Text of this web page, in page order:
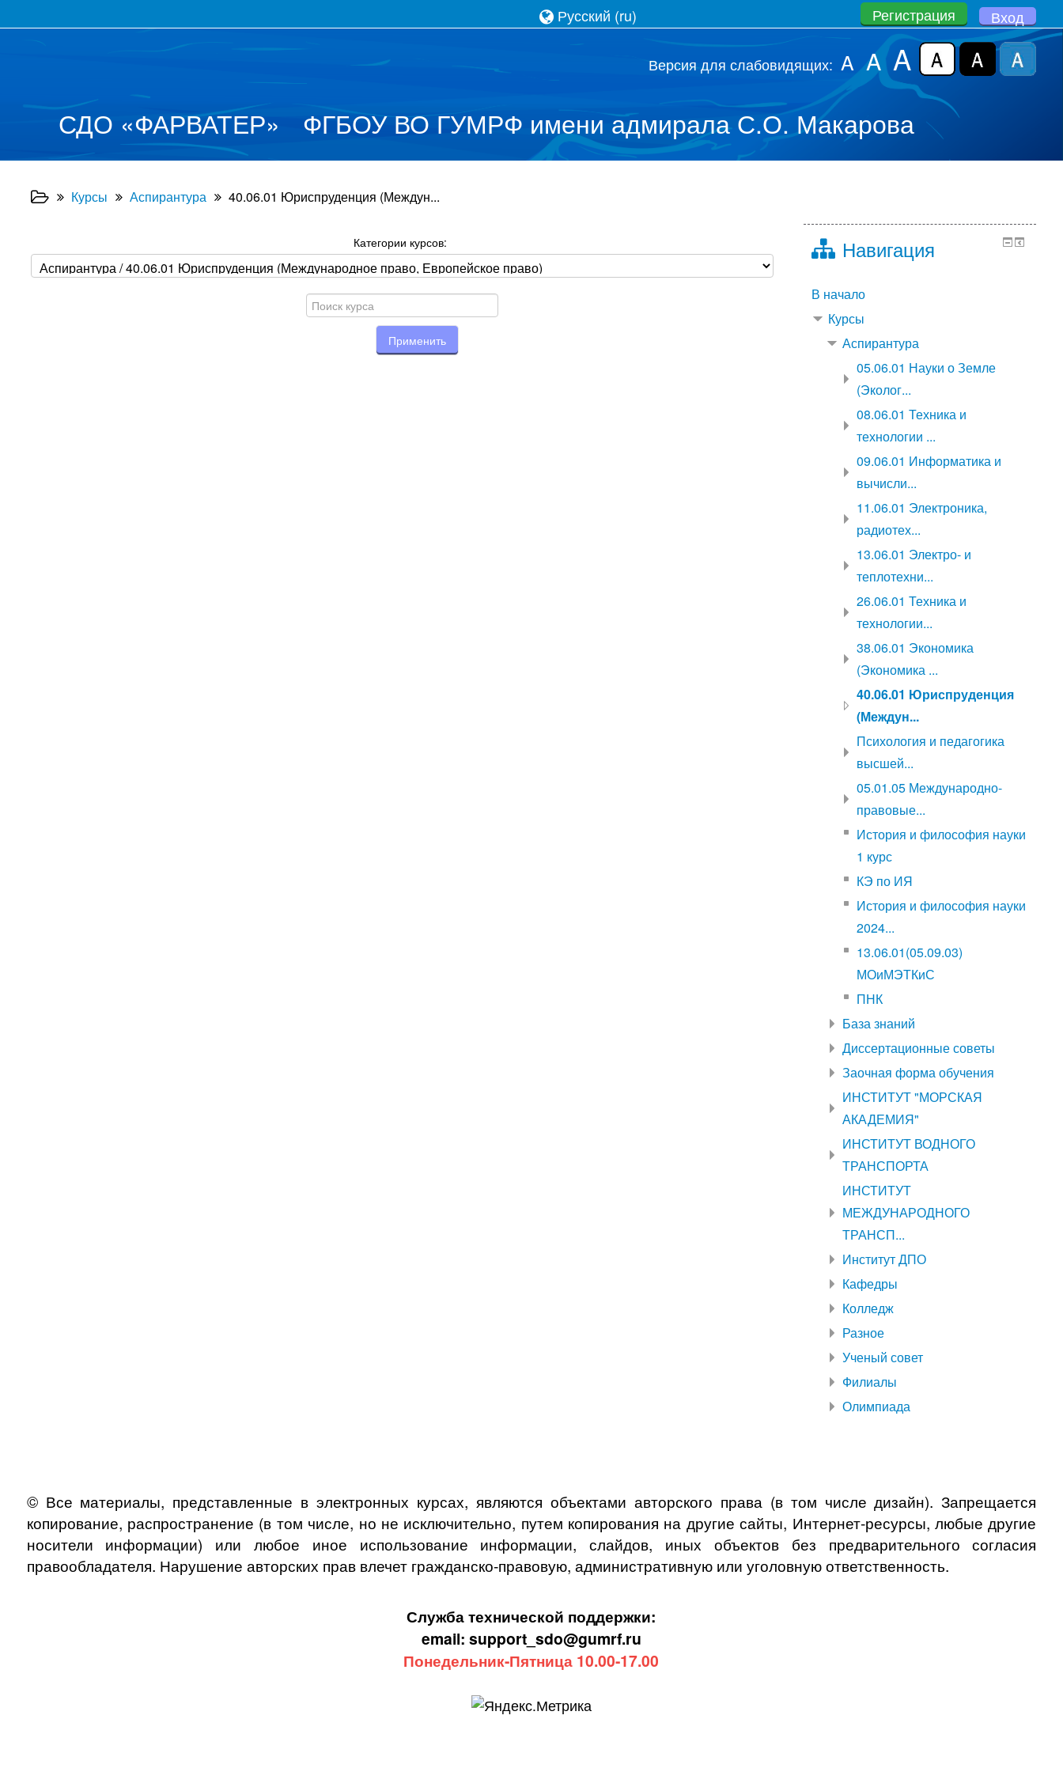
Регистрация Вход
Версия для слабовидящих: A A A
Русский ‎(ru)‎
СДО «ФАРВАТЕР» ФГБОУ ВО ГУМРФ имени адмирала С.О. Макарова
Курсы Аспирантура 40.06.01 Юриспруденция (Междун...
Категории курсов:
Поиск
курса
Применить
Навигация
В начало
Курсы
Аспирантура
05.06.01 Науки о Земле
(Эколог...
08.06.01 Техника и
технологии ...
09.06.01 Информатика и
вычисли...
11.06.01 Электроника,
радиотех...
13.06.01 Электро- и
теплотехни...
26.06.01 Техника и
технологии...
38.06.01 Экономика
(Экономика ...
40.06.01 Юриспруденция
(Междун...
Психология и педагогика
высшей...
05.01.05 Международно-
правовые...
История и философия науки
1 курс
КЭ по ИЯ
История и философия науки
2024...
13.06.01(05.09.03)
МОиМЭТКиС
ПНК
База знаний
Диссертационные советы
Заочная форма обучения
ИНСТИТУТ "МОРСКАЯ
АКАДЕМИЯ"
ИНСТИТУТ ВОДНОГО
ТРАНСПОРТА
ИНСТИТУТ
МЕЖДУНАРОДНОГО
ТРАНСП...
Институт ДПО
Кафедры
Колледж
Разное
Ученый совет
Филиалы
Олимпиада
© Все материалы, представленные в электронных курсах, являются объектами авторского права (в том числе дизайн). Запрещается
копирование, распространение (в том числе, но не исключительно, путем копирования на другие сайты, Интернет-ресурсы, любые другие
носители информации) или любое иное использование информации, слайдов, иных объектов без предварительного согласия
правообладателя. Нарушение авторских прав влечет гражданско-правовую, административную или уголовную ответственность.
Служба технической поддержки:
email: support_sdo@gumrf.ru
Понедельник-Пятница 10.00-17.00